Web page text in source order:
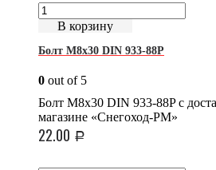
В корзину
Болт М8х30 DIN 933-88P
0 out of 5
Болт М8х30 DIN 933-88P с
магазине «Снегоход-РМ»
22.00 Р